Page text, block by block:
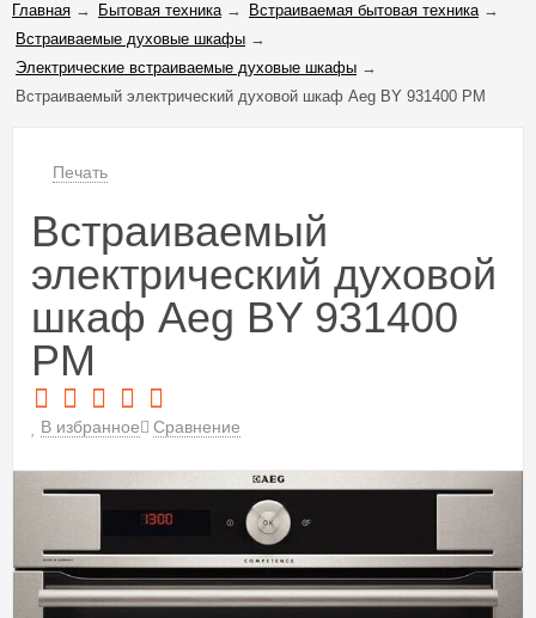
Главная → Бытовая техника→ Встраиваемая бытовая техника→
Встраиваемые духовые шкафы →
Электрические встраиваемые духовые шкафы →
Встраиваемый электрический духовой шкаф Aeg BY 931400 PM
Печать
Встраиваемый
электрический духовой
шкаф Aeg BY 931400
PM
В избранное Сравнение